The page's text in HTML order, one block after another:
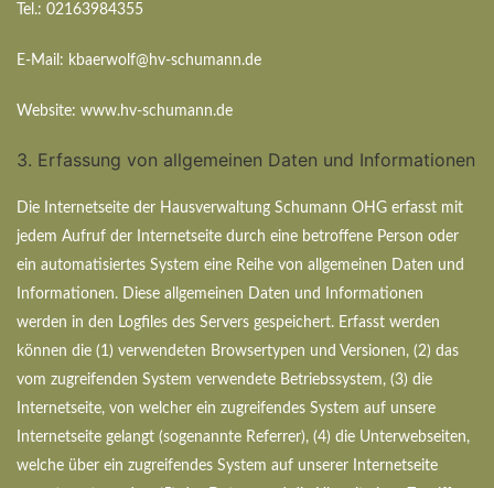
Tel.: 02163984355
E-Mail: kbaerwolf@hv-schumann.de
Website: www.hv-schumann.de
3. Erfassung von allgemeinen Daten und Informationen
Die Internetseite der Hausverwaltung Schumann OHG erfasst mit
jedem Aufruf der Internetseite durch eine betroffene Person oder
ein automatisiertes System eine Reihe von allgemeinen Daten und
Informationen. Diese allgemeinen Daten und Informationen
werden in den Logfiles des Servers gespeichert. Erfasst werden
können die (1) verwendeten Browsertypen und Versionen, (2) das
vom zugreifenden System verwendete Betriebssystem, (3) die
Internetseite, von welcher ein zugreifendes System auf unsere
Internetseite gelangt (sogenannte Referrer), (4) die Unterwebseiten,
welche über ein zugreifendes System auf unserer Internetseite